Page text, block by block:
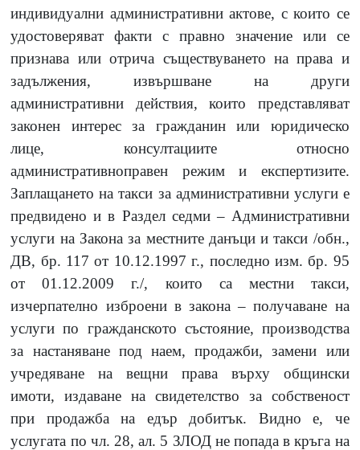
индивидуални административни актове, с които се
удостоверяват факти с правно значение или се
признава или отрича съществуването на права и
задължения, извършване на други
административни действия, които представляват
законен интерес за гражданин или юридическо
лице, консултациите относно
административноправен режим и експертизите.
Заплащането на такси за административни услуги е
предвидено и в Раздел седми – Административни
услуги на Закона за местните данъци и такси /обн.,
ДВ, бр. 117 от 10.12.1997 г., последно изм. бр. 95
от 01.12.2009 г./, които са местни такси,
изчерпателно изброени в закона – получаване на
услуги по гражданското състояние, производства
за настаняване под наем, продажби, замени или
учредяване на вещни права върху общински
имоти, издаване на свидетелство за собственост
при продажба на едър добитък. Видно е, че
услугата по чл. 28, ал. 5 ЗЛОД не попада в кръга на